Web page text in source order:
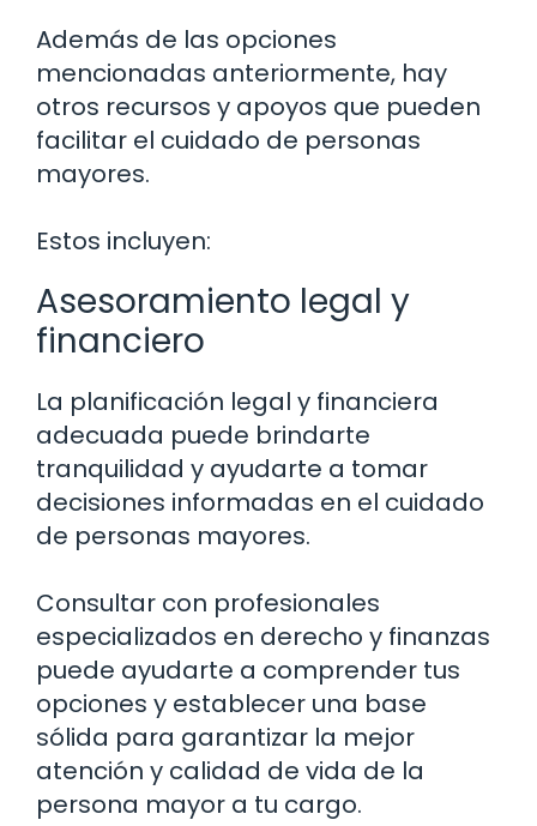
Además de las opciones
mencionadas anteriormente, hay
otros recursos y apoyos que pueden
facilitar el cuidado de personas
mayores.
Estos incluyen:
Asesoramiento legal y
financiero
La planificación legal y financiera
adecuada puede brindarte
tranquilidad y ayudarte a tomar
decisiones informadas en el cuidado
de personas mayores.
Consultar con profesionales
especializados en derecho y finanzas
puede ayudarte a comprender tus
opciones y establecer una base
sólida para garantizar la mejor
atención y calidad de vida de la
persona mayor a tu cargo.